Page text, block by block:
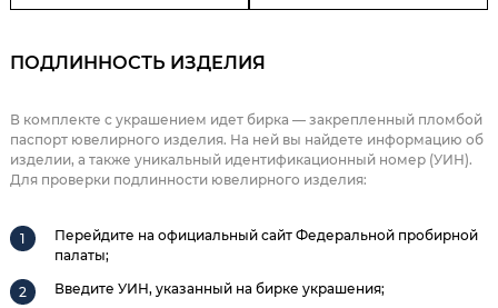
ПОДЛИННОСТЬ ИЗДЕЛИЯ
В комплекте с украшением идет бирка — закрепленный пломбой
паспорт ювелирного изделия. На ней вы найдете информацию об
изделии, а также уникальный идентификационный номер (УИН).
Для проверки подлинности ювелирного изделия:
Перейдите на официальный сайт Федеральной пробирной
палаты;
Введите УИН, указанный на бирке украшения;